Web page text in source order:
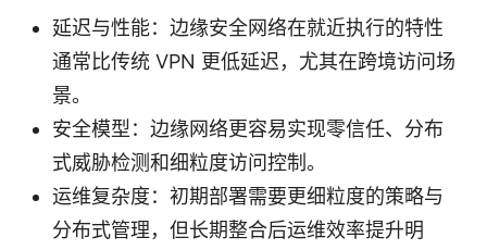
延迟与性能：边缘安全网络在就近执行的特性
通常比传统 VPN 更低延迟，尤其在跨境访问场
景。
安全模型：边缘网络更容易实现零信任、分布
式威胁检测和细粒度访问控制。
运维复杂度：初期部署需要更细粒度的策略与
分布式管理，但长期整合后运维效率提升明